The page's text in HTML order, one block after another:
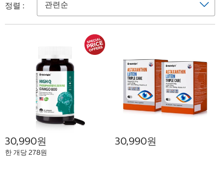
정렬 :
30,990원
한 개당 278원
30,990원